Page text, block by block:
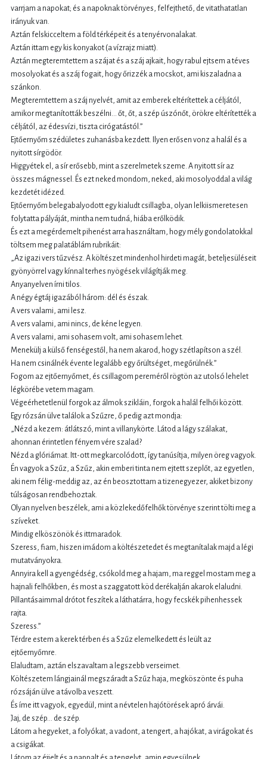
varrjam a napokat; és a napoknak törvényes, felfejthető, de vitathatatlan
irányuk van.
Aztán felskicceltem a föld térképeit és a tenyérvonalakat.
Aztán ittam egy kis konyakot (a vízrajz miatt).
Aztán megteremtettem a szájat és a száj ajkait, hogy rabul ejtsem a téves
mosolyokat és a száj fogait, hogy őrizzék a mocskot, ami kiszaladna a
szánkon.
Megteremtettem a száj nyelvét, amit az emberek eltérítettek a céljától,
amikor megtanították beszélni... őt, őt, a szép úszónőt, örökre eltérítették a
céljától, az édesvízi, tiszta cirógatástól.”
Ejtőernyőm szédületes zuhanásba kezdett. Ilyen erősen vonz a halál és a
nyitott sírgödör.
Higgyétek el, a sír erősebb, mint a szerelmetek szeme. A nyitott sír az
összes mágnessel. És ezt neked mondom, neked, aki mosolyoddal a világ
kezdetét idézed.
Ejtőernyőm belegabalyodott egy kialudt csillagba, olyan lelkiismeretesen
folytatta pályáját, mintha nem tudná, hiába erőlködik.
És ezt a megérdemelt pihenést arra használtam, hogy mély gondolatokkal
töltsem meg palatáblám rubrikáit:
„Az igazi vers tűzvész. A költészet mindenhol hirdeti magát, beteljesüléseit
gyönyörrel vagy kínnal terhes nyögések világítják meg.
Anyanyelven írni tilos.
A négy égtáj igazából három: dél és észak.
A vers valami, ami lesz.
A vers valami, ami nincs, de kéne legyen.
A vers valami, ami sohasem volt, ami sohasem lehet.
Menekülj a külső fenségestől, ha nem akarod, hogy szétlapítson a szél.
Ha nem csinálnék évente legalább egy őrültséget, megőrülnék.”
Fogom az ejtőernyőmet, és csillagom pereméről rögtön az utolsó lehelet
légkörébe vetem magam.
Végeérhetetlenül forgok az álmok szikláin, forgok a halál felhői között.
Egy rózsán ülve találok a Szűzre, ő pedig azt mondja:
„Nézd a kezem: átlátszó, mint a villanykörte. Látod a lágy szálakat,
ahonnan érintetlen fényem vére szalad?
Nézd a glóriámat. Itt-ott megkarcolódott, így tanúsítja, milyen öreg vagyok.
Én vagyok a Szűz, a Szűz, akin emberi tinta nem ejtett szeplőt, az egyetlen,
aki nem félig-meddig az, az én beosztottam a tizenegyezer, akiket bizony
túlságosan rendbehoztak.
Olyan nyelven beszélek, ami a közlekedőfelhők törvénye szerint tölti meg a
szíveket.
Mindig elköszönök és ittmaradok.
Szeress, fiam, hiszen imádom a költészetedet és megtanítalak majd a légi
mutatványokra.
Annyira kell a gyengédség, csókold meg a hajam, ma reggel mostam meg a
hajnali felhőkben, és most a szaggatott köd derékalján akarok elaludni.
Pillantásaimmal drótot feszítek a láthatárra, hogy fecskék pihenhessek
rajta.
Szeress.”
Térdre estem a kerek térben és a Szűz elemelkedett és leült az
ejtőernyőmre.
Elaludtam, aztán elszavaltam a legszebb verseimet.
Költészetem lángjainál megszáradt a Szűz haja, megköszönte és puha
rózsáján ülve a távolba veszett.
És íme itt vagyok, egyedül, mint a névtelen hajótörések apró árvái.
Jaj, de szép... de szép.
Látom a hegyeket, a folyókat, a vadont, a tengert, a hajókat, a virágokat és
a csigákat.